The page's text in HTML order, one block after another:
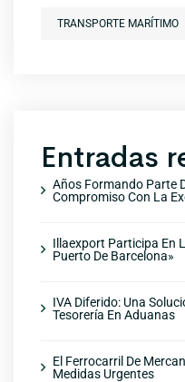
TRANSPORTE MARÍTIMO
Entradas
Años Formando Parte
Compromiso Con La
Illaexport Participa En
Puerto De Barcelona»
IVA Diferido: Una
Tesorería En Aduanas
El Ferrocarril De
Medidas Urgentes